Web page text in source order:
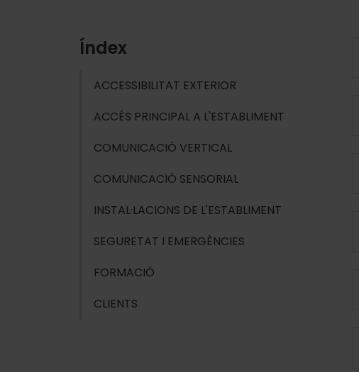
Índex
ACCESSIBILITAT EXTERIOR
ACCÉS PRINCIPAL A L'ESTABLIMENT
COMUNICACIÓ VERTICAL
COMUNICACIÓ SENSORIAL
INSTAL·LACIONS DE L'ESTABLIMENT
SEGURETAT I EMERGÈNCIES
FORMACIÓ
CLIENTS